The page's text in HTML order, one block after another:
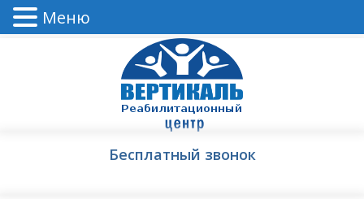
Бесплатный звонок
Меню